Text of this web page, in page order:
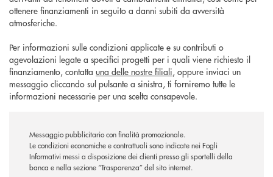
ottenere finanziamenti in seguito a danni subiti da avversità
atmosferiche.
Per informazioni sulle condizioni applicate e su contributi o
agevolazioni legate a specifici progetti per i quali viene richiesto il
finanziamento, contatta una delle nostre filiali, oppure inviaci un
messaggio cliccando sul pulsante a sinistra, ti forniremo tutte le
informazioni necessarie per una scelta consapevole.
Messaggio pubblicitario con finalità promozionale.
Le condizioni economiche e contrattuali sono indicate nei Fogli
Informativi messi a disposizione dei clienti presso gli sportelli della
banca e nella sezione “Trasparenza” del sito internet.